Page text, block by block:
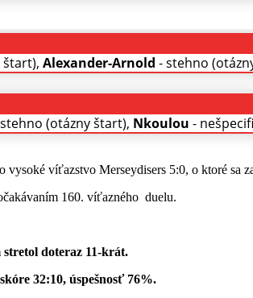
štart), Alexander-Arnold - stehno
(otázny štart), Nkoulou -
víťazstvo Merseydisers 5:0, o ktoré
160. víťazného duelu.
doteraz 11-krát.
32:10, úspešnosť 76%.